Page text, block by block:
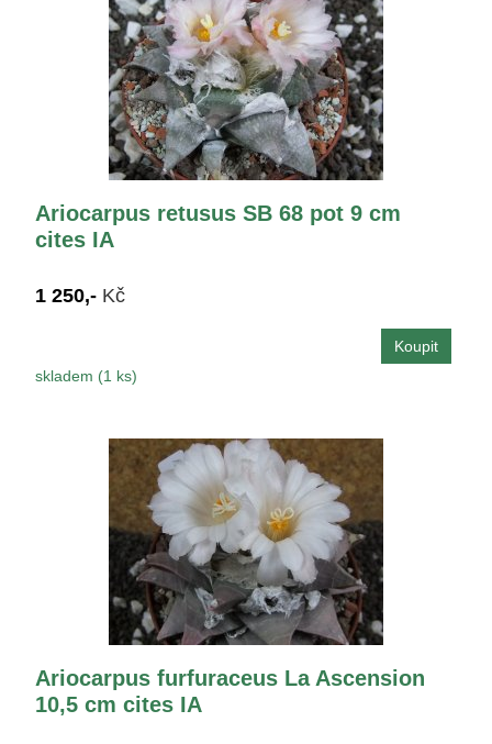
Ariocarpus retusus SB 68 pot 9 cm
cites IA
1 250,- Kč
skladem (1 ks)
Ariocarpus furfuraceus La Ascension
10,5 cm cites IA